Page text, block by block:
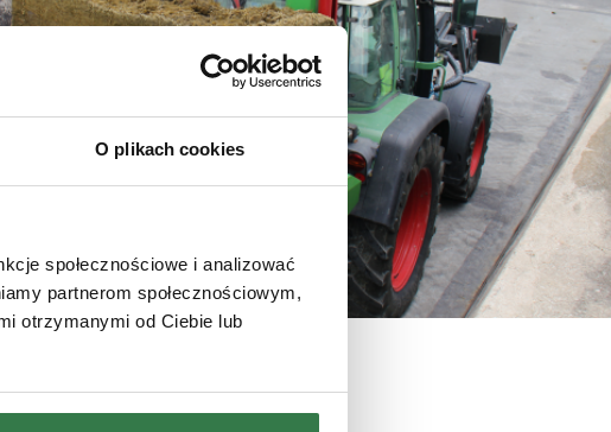
O plikach cookies
społecznościowe i analizować
partnerom społecznościowym,
otrzymanymi od Ciebie lub